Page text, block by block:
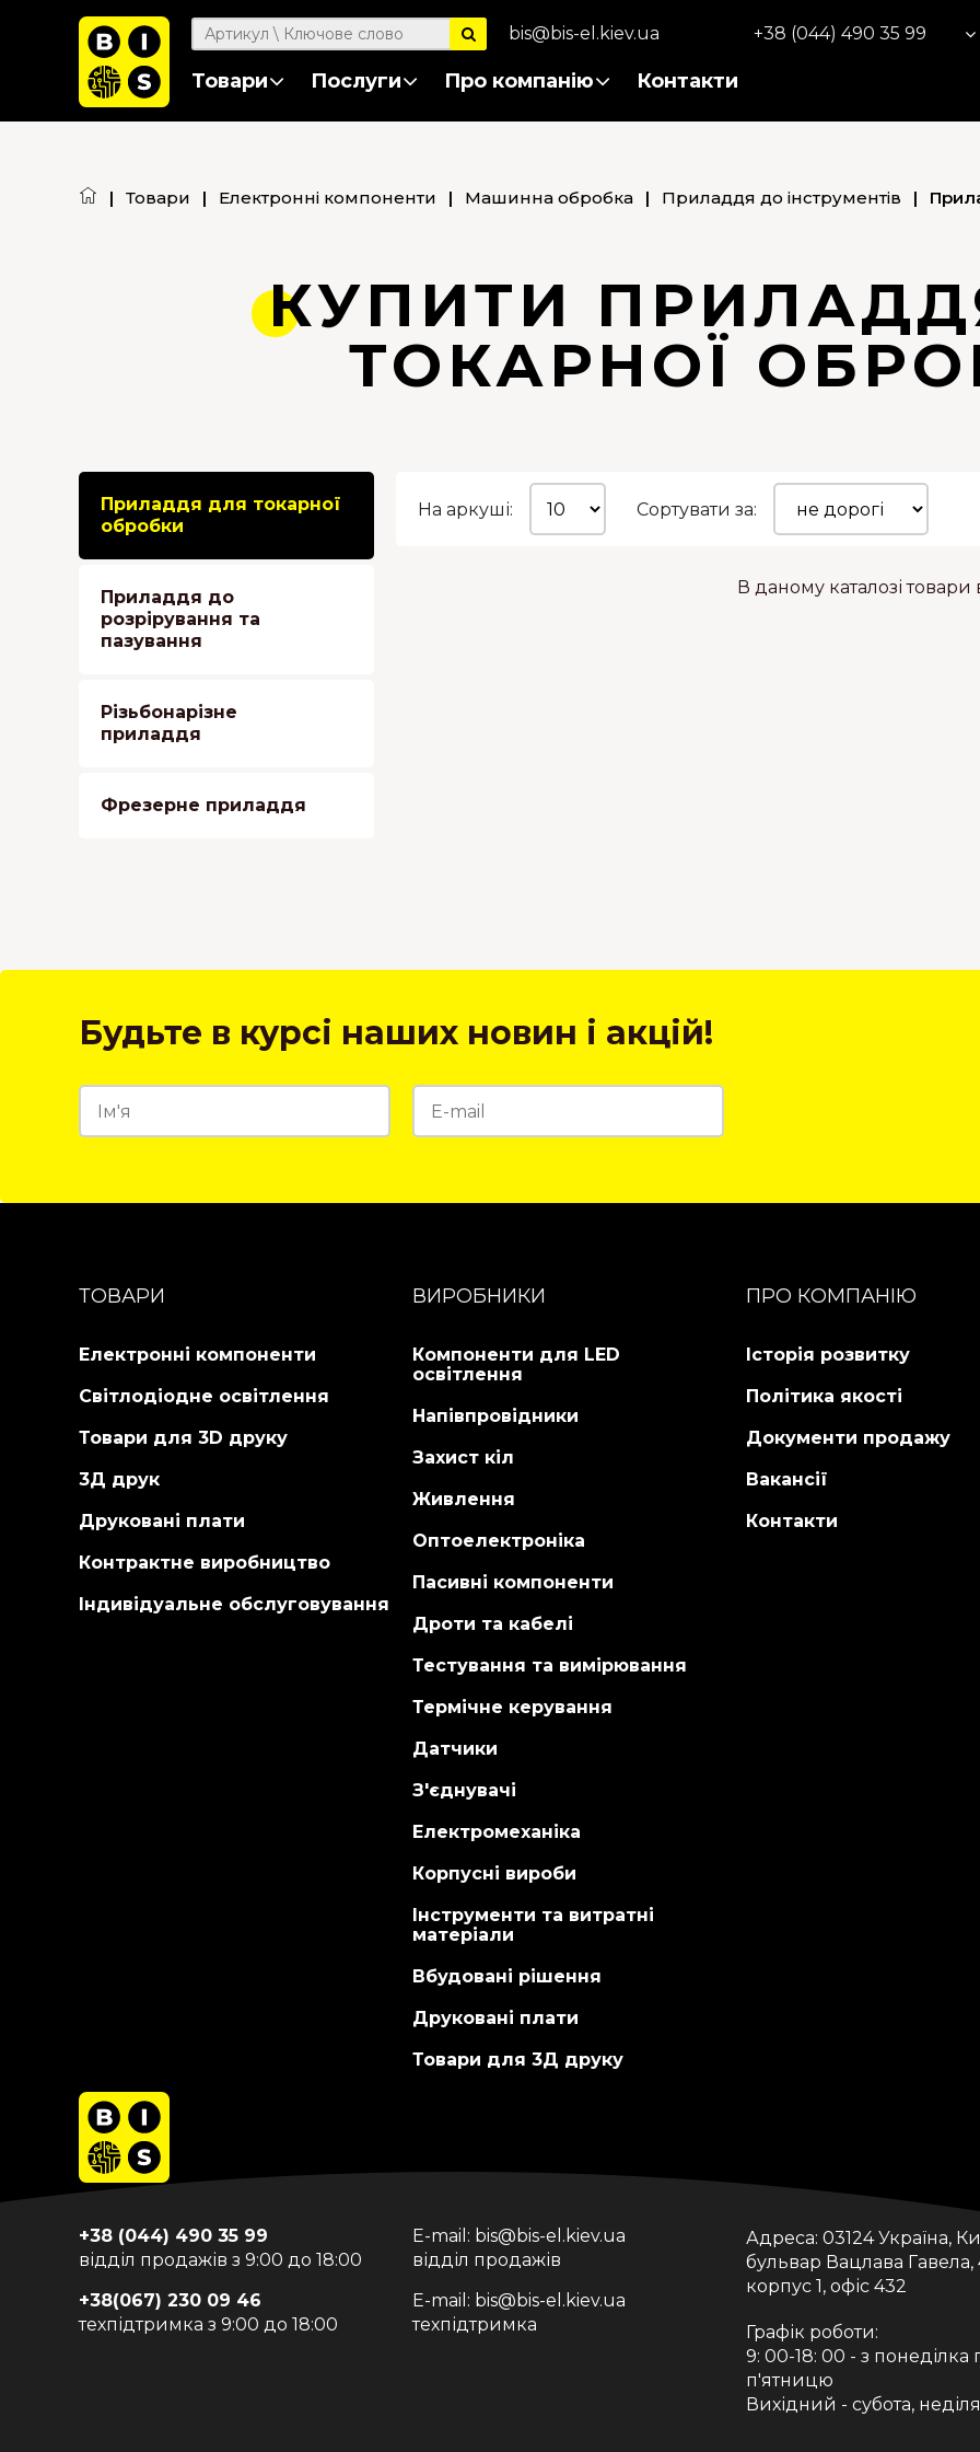
bis@bis-el.kiev.ua +38 (044) 490 35 99
Товари Послуги Про компанію Контакти
| Товари | Електронні компоненти | Машинна обробка | Приладдя до інструментів |
КУПИТИ
ТОКАРНОЇ
Приладдя для токарної
обробки
Приладдя до
розрірування та
пазування
Різьбонарізне
приладдя
Фрезерне приладдя
На аркуші: Сортувати за:
В даному каталозі товари
Будьте в курсі наших новин і акцій!
ТОВАРИ
Електронні компоненти
Світлодіодне освітлення
Товари для 3D друку
3Д друк
Друковані плати
Контрактне виробництво
Індивідуальне обслуговування
ВИРОБНИКИ
Компоненти для LED
освітлення
Напівпровідники
Захист кіл
Живлення
Оптоелектроніка
Пасивні компоненти
Дроти та кабелі
Тестування та вимірювання
Термічне керування
Датчики
З'єднувачі
Електромеханіка
Корпусні вироби
Інструменти та витратні
матеріали
Вбудовані рішення
Друковані плати
Товари для 3Д друку
ПРО КОМПАНІЮ
Історія розвитку
Політика якості
Документи продажу
Вакансії
Контакти
+38 (044) 490 35 99
відділ продажів з 9:00 до 18:00
+38(067) 230 09 46
техпідтримка з 9:00 до 18:00
E-mail: bis@bis-el.kiev.ua
відділ продажів
E-mail: bis@bis-el.kiev.ua
техпідтримка
Адреса: 03124 Україна,
бульвар Вацлава Гавела,
корпус 1, офіс 432
Графік роботи:
9: 00-18: 00 - з понеділка
п'ятницю
Вихідний - субота, неділя